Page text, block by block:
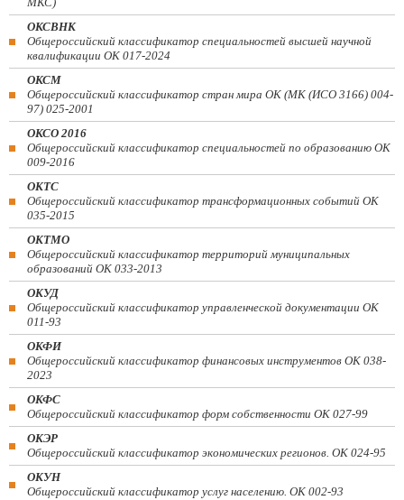
ОКСВНК
Общероссийский классификатор специальностей высшей научной
квалификации ОК 017-2024
ОКСМ
Общероссийский классификатор стран мира ОК (МК (ИСО 3166) 004-
97) 025-2001
ОКСО 2016
Общероссийский классификатор специальностей по образованию ОК
009-2016
ОКТС
Общероссийский классификатор трансформационных событий ОК
035-2015
ОКТМО
Общероссийский классификатор территорий муниципальных
образований ОК 033-2013
ОКУД
Общероссийский классификатор управленческой документации ОК
011-93
ОКФИ
Общероссийский классификатор финансовых инструментов OK 038-
2023
ОКФС
Общероссийский классификатор форм собственности ОК 027-99
ОКЭР
Общероссийский классификатор экономических регионов. ОК 024-95
ОКУН
Общероссийский классификатор услуг населению. ОК 002-93